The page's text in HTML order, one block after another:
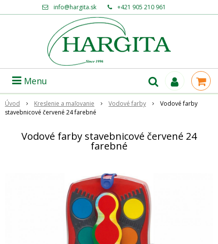
info@hargita.sk +421 905 210 961
Menu
Úvod Kreslenie a maľovanie Vodové farby
Vodové farby
stavebnicové červené 24 farebné
Vodové farby stavebnicové červené 24
farebné